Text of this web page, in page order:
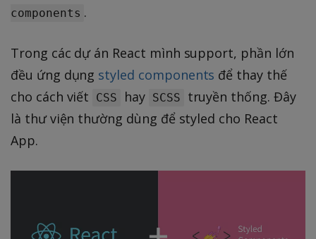
components .
Trong các dự án React mình support, phần lớn
đều ứng dụng styled components để thay thế
cho cách viết
CSS hay SCSS
truyền thống. Đây
là thư viện thường dùng để styled cho React
App.